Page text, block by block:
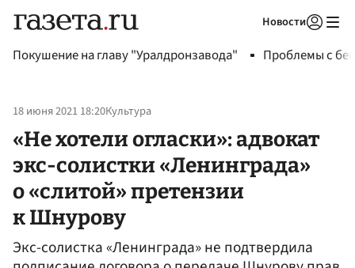
Новости
Покушение на главу "Уралдронзавода" Проблемы с
18 июня 2021 18:20Культура
«Не хотели огласки»: адвокат
экс-солистки «Ленинграда»
о «слитой» претензии
к Шнурову
Экс-солистка «Ленинграда» не подтвердила